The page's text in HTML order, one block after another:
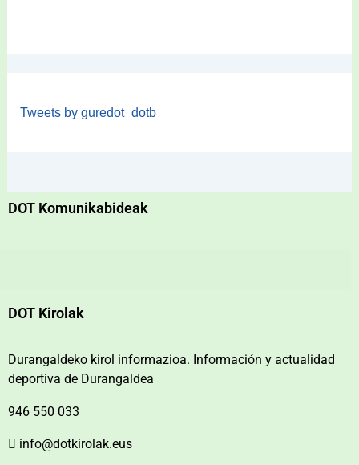
Tweets by guredot_dotb
DOT Komunikabideak
DOT Kirolak
Durangaldeko kirol informazioa. Información y actualidad
deportiva de Durangaldea
946 550 033
info@dotkirolak.eus